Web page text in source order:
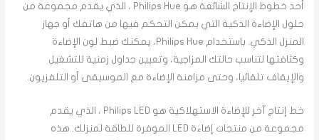
أحد خطوط الإنتاج الشائعة هو Philips Hue ، الذي يقدم مجموعة من
حلول الإضاءة الذكية التي يمكن التحكم فيها من هاتفك أو جهاز
المنزل الذكي. باستخدام Philips Hue، يمكنك ضبط لون الإضاءة
وكثافتها لتناسب حالتك المزاجية، وتعيين جداول زمنية للتشغيل
والإيقاف تلقائيا، وحتى مزامنة الإضاءة مع الموسيقى أو التلفزيون.
خط إنتاج آخر للإضاءة الاستهلاكية هو Philips LED ، الذي يقدم
مجموعة من منتجات إضاءة LED الموفرة للطاقة لمنزلك. هذه